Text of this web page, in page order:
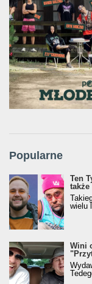
Popularne
Ten
także
wielu
Wini